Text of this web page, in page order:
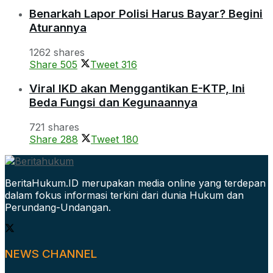
Benarkah Lapor Polisi Harus Bayar? Begini
Aturannya
1262 shares
Share 505 Tweet 316
Viral IKD akan Menggantikan E-KTP, Ini
Beda Fungsi dan Kegunaannya
721 shares
Share 288 Tweet 180
BeritaHukum.ID merupakan media online yang terdepan
dalam fokus informasi terkini dari dunia Hukum dan
Perundang-Undangan.
NEWS CHANNEL